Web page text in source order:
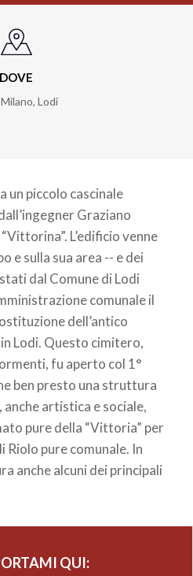
DOVE
, Lodi
un piccolo cascinale
Graziano
L’edificio venne
e sulla sua area -- e dei
dal Comune di Lodi
comunale il
dell’antico
Lodi. Questo cimitero,
fu aperto col 1°
ben presto una struttura
artistica e sociale,
pure della “Vittoria” per
pure comunale. In
anche alcuni dei principali
QUI: